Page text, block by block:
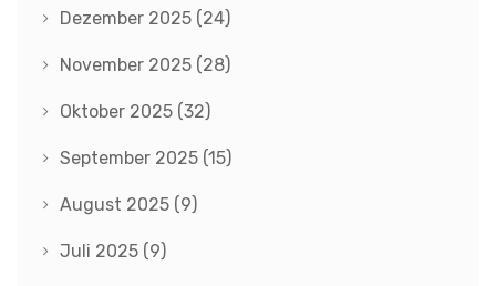
Dezember 2025 (24)
November 2025 (28)
Oktober 2025 (32)
September 2025 (15)
August 2025 (9)
Juli 2025 (9)